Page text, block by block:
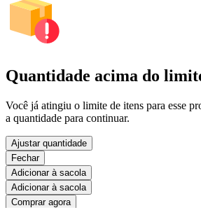
Quantidade acima do
Você já atingiu o limite de itens para esse
a quantidade para continuar.
Ajustar quantidade
Fechar
Adicionar à sacola
Adicionar à sacola
Comprar agora